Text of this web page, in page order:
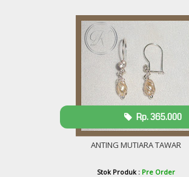
ANTING MUTIARA TAWAR
Rp. 365.000
Stok Produk : Pre Order